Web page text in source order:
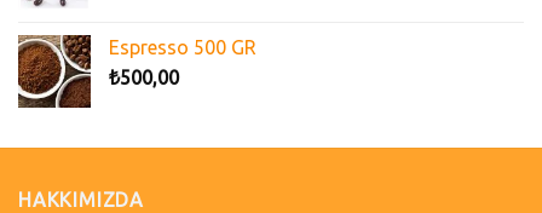
Espresso 500 GR
₺500,00
HAKKIMIZDA